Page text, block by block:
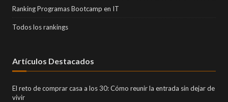
Ranking Programas Bootcamp en IT
Todos los rankings
Artículos Destacados
El reto de comprar casa a los 30: Cómo reunir la entrada sin dejar de
vivir